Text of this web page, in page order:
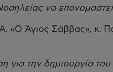
να
«Ο Άγιος Σάββας», κ.
για την δημιουργία